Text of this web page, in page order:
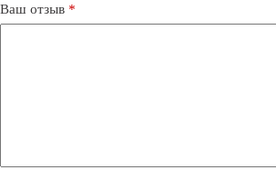
Ваш отзыв *